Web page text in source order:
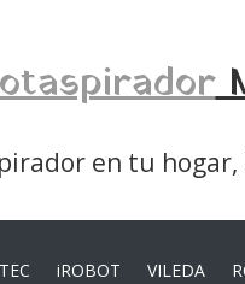
en tu
iROBOT VILEDA